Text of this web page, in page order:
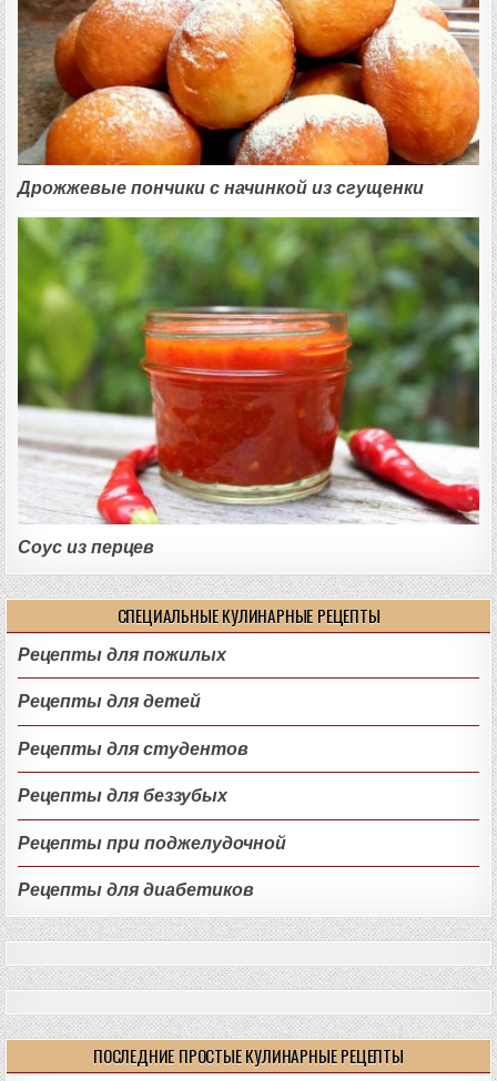
Дрожжевые пончики с начинкой из сгущенки
Соус из перцев
СПЕЦИАЛЬНЫЕ КУЛИНАРНЫЕ РЕЦЕПТЫ
Рецепты для пожилых
Рецепты для детей
Рецепты для студентов
Рецепты для беззубых
Рецепты при поджелудочной
Рецепты для диабетиков
ПОСЛЕДНИЕ ПРОСТЫЕ КУЛИНАРНЫЕ РЕЦЕПТЫ